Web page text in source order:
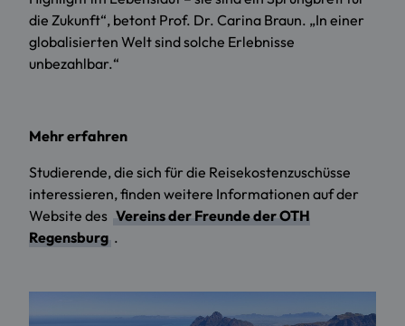
die Zukunft“, betont Prof. Dr. Carina Braun. „In einer
globalisierten Welt sind solche Erlebnisse
unbezahlbar.“
Mehr erfahren
Studierende, die sich für die Reisekostenzuschüsse
interessieren, finden weitere Informationen auf der
Website des Vereins der Freunde der OTH
Regensburg .